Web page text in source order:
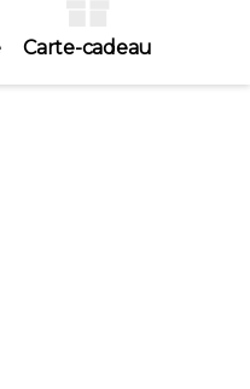
Carte-cadeau